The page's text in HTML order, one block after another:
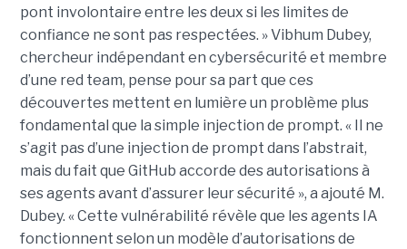
pont involontaire entre les deux si les limites de
confiance ne sont pas respectées. » Vibhum Dubey,
chercheur indépendant en cybersécurité et membre
d’une red team, pense pour sa part que ces
découvertes mettent en lumière un problème plus
fondamental que la simple injection de prompt. « Il ne
s’agit pas d’une injection de prompt dans l’abstrait,
mais du fait que GitHub accorde des autorisations à
ses agents avant d’assurer leur sécurité », a ajouté M.
Dubey. « Cette vulnérabilité révèle que les agents IA
fonctionnent selon un modèle d’autorisations de